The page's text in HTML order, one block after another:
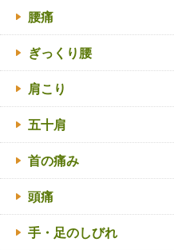
腰痛
ぎっくり腰
肩こり
五十肩
首の痛み
頭痛
手・足のしびれ